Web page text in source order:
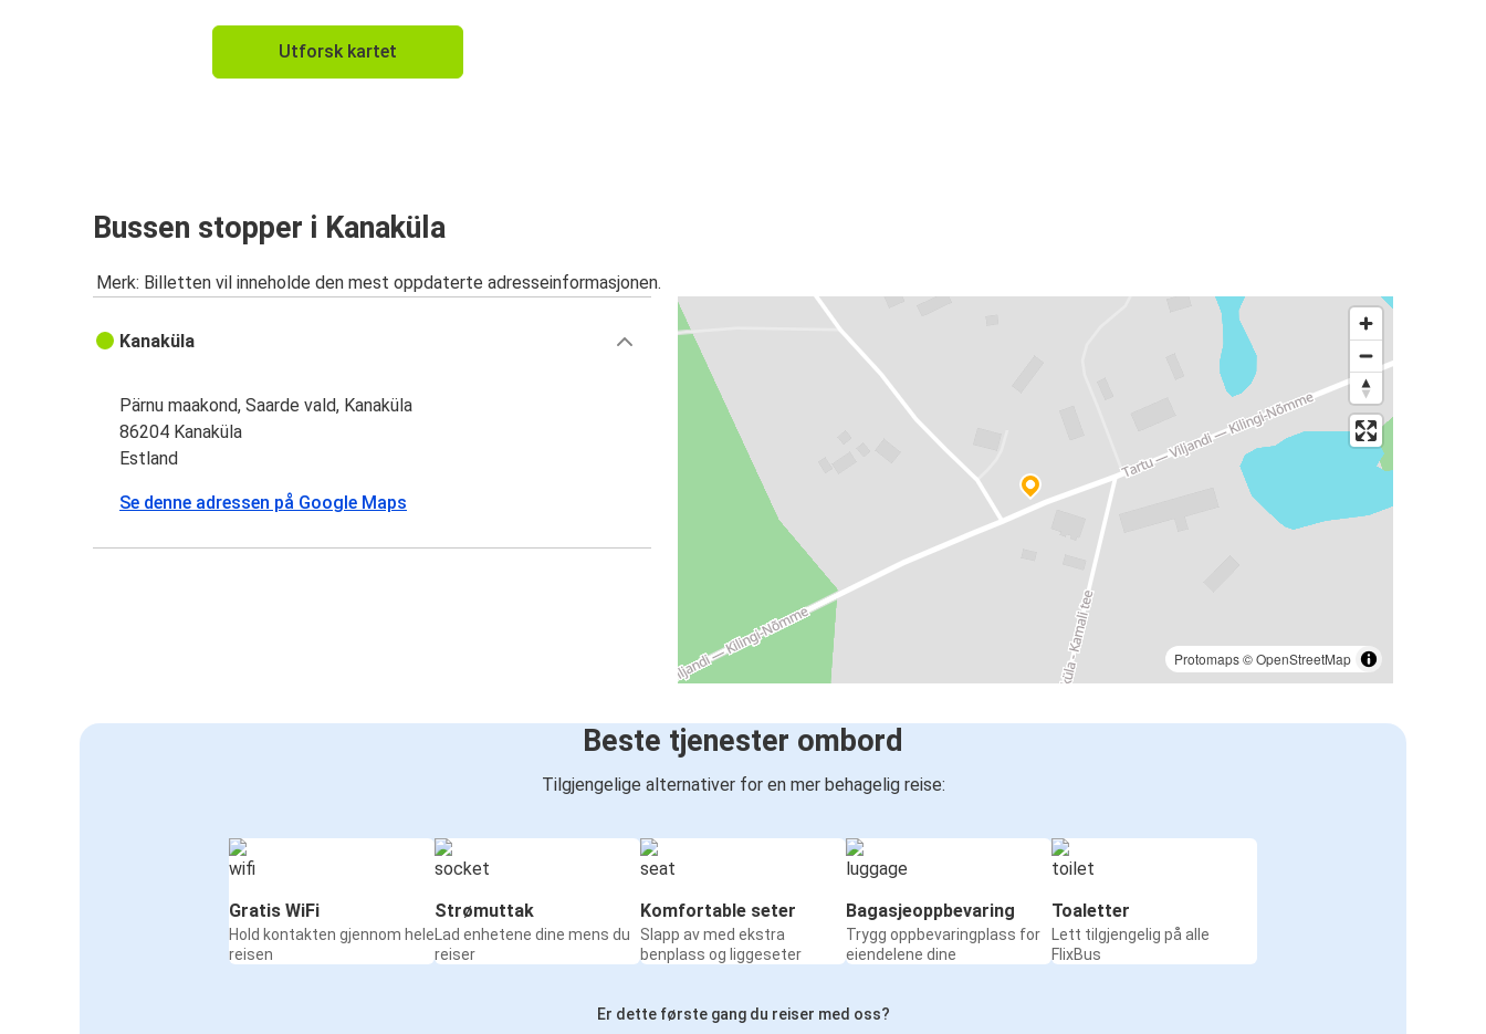
Utforsk kartet
Bussen stopper i Kanaküla
Merk: Billetten vil inneholde den mest oppdaterte adresseinformasjonen.
Protomaps©OpenStreetMap
Kanaküla
Pärnu maakond, Saarde vald, Kanaküla
86204 Kanaküla
Estland
Se denne adressen på Google Maps
Beste tjenester ombord
Tilgjengelige alternativer for en mer behagelig reise:
Gratis WiFi
Hold kontakten gjennom hele
reisen
Strømuttak
Lad enhetene dine mens du
reiser
Komfortable seter
Slapp av med ekstra
benplass og liggeseter
Bagasjeoppbevaring
Trygg oppbevaringplass for
eiendelene dine
Toaletter
Lett tilgjengelig på alle
FlixBus
Er dette første gang du reiser med oss?